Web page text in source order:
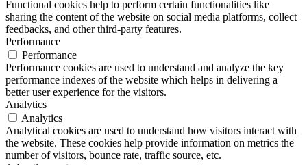
Functional cookies help to perform certain functionalities like
sharing the content of the website on social media platforms, collect
feedbacks, and other third-party features.
Performance
Performance
Performance cookies are used to understand and analyze the key
performance indexes of the website which helps in delivering a
better user experience for the visitors.
Analytics
Analytics
Analytical cookies are used to understand how visitors interact with
the website. These cookies help provide information on metrics the
number of visitors, bounce rate, traffic source, etc.